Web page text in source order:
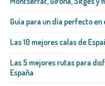
Guía para un día perfecto
Las 10 mejores calas de
Las 5 mejores rutas para
España